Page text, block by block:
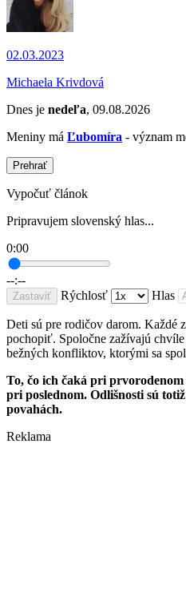
02.03.2023
Michaela Krivdová
Dnes je nedeľa, 09.08.2026
Meniny má Ľubomíra - význam
Prehrať
Vypočuť článok
Pripravujem slovenský hlas...
0:00
--:--
Zastaviť Rýchlosť Hlas
Deti sú pre rodičov darom. Každé
pochopiť. Spoločne zažívajú
bežných konfliktov, ktorými sa
To, čo ich čaká pri
pri poslednom. Odlišnosti sú
povahách.
Reklama